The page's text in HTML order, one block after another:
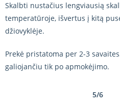
Skalbti nustačius lengviausią
temperatūroje, išvertus į kitą
džiovyklėje.
Prekė pristatoma per 2-3
galiojančiu tik po apmokėjimo.
5/6